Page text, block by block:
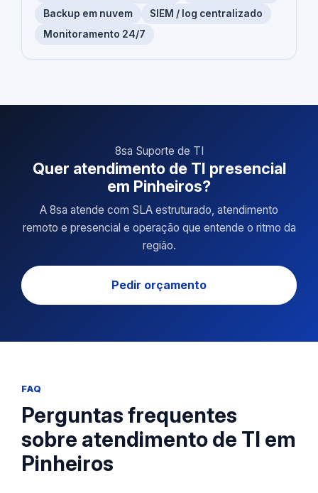
Backup em nuvem
SIEM / log centralizado
Monitoramento 24/7
8sa Suporte de TI
Quer atendimento de TI presencial
em Pinheiros?
A 8sa atende com SLA estruturado, atendimento
remoto e presencial e operação que entende o ritmo da
região.
Pedir orçamento
FAQ
Perguntas frequentes
sobre atendimento de TI em
Pinheiros